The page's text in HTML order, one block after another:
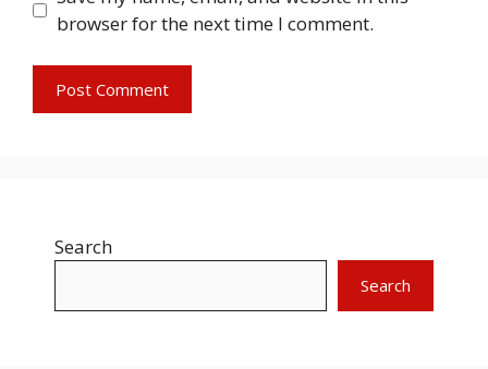
browser for the next time I comment.
Search
Search